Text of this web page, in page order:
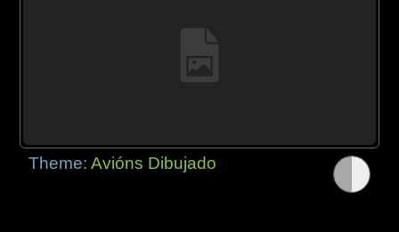
Theme:Avións Dibujado